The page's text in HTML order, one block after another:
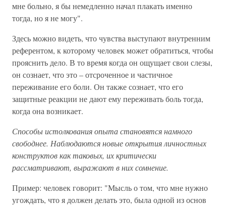
мне больно, я бы немедленно начал плакать именно
тогда, но я не могу".
Здесь можно видеть, что чувства выступают внутренним
референтом, к которому человек может обратиться, чтобы
прояснить дело. В то время когда он ощущает свои слезы,
он сознает, что это – отсроченное и частичное
переживание его боли. Он также сознает, что его
защитные реакции не дают ему переживать боль тогда,
когда она возникает.
Способы истолкования опыта становятся намного
свободнее. Наблюдаются новые открытия личностных
конструктов как таковых, их критически
рассматривают, выражают в них сомнение.
Пример: человек говорит: "Мысль о том, что мне нужно
угождать, что я должен делать это, была одной из основ